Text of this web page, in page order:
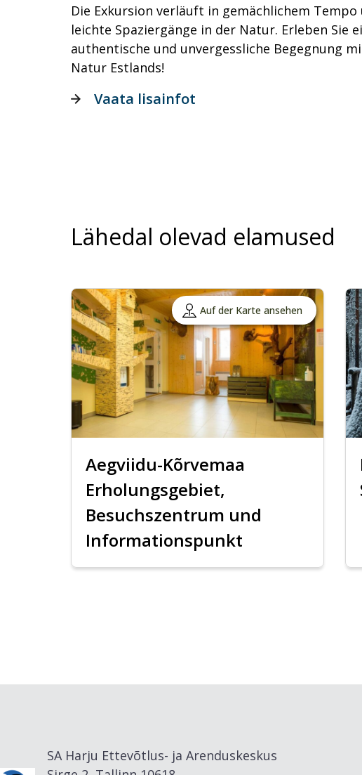
Die Exkursion verläuft in gemächlichem
leichte Spaziergänge in der Natur. Erleben Sie
authentische und unvergessliche Begegnung
Natur Estlands!
Vaata lisainfot
Lähedal olevad elamused
Auf der Karte ansehen
Aegviidu-Kõrvemaa
Erholungsgebiet,
Besuchszentrum und
Informationspunkt
SA Harju Ettevõtlus- ja Arenduskeskus